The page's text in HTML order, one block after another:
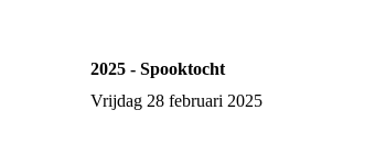
2025 - Spooktocht
Vrijdag 28 februari 2025